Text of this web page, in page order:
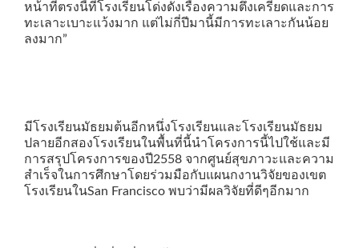
หน้าที่ตรงนี้ที่โรงเรียนโด่งดังเรื่องความตึงเครียดและการ
ทะเลาะเบาะแว้งมาก แต่ไม่กี่ปีมานี้มีการทะเลาะกันน้อย
ลงมาก”
มีโรงเรียนมัธยมต้นอีกหนึ่งโรงเรียนและโรงเรียนมัธยม
ปลายอีกสองโรงเรียนในพื้นที่นี้นำโครงการนี้ไปใช้และมี
การสรุปโครงการของปี2558 จากศูนย์สุขภาวะและความ
สำเร็จในการศึกษาโดยร่วมมือกับแผนกงานวิจัยของเขต
โรงเรียนในSan Francisco พบว่ามีผลวิจัยที่ดีๆอีกมาก